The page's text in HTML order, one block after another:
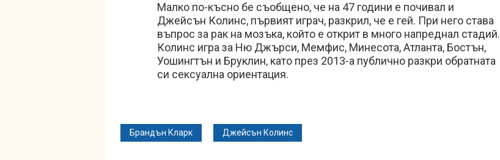
Малко по-късно бе съобщено, че на 47 години е почивал и
Джейсън Колинс, първият играч, разкрил, че е гей. При него става
въпрос за рак на мозъка, който е открит в много напреднал стадий.
Колинс игра за Ню Джърси, Мемфис, Минесота, Атланта, Бостън,
Уошингтън и Бруклин, като през 2013-а публично разкри обратната
си сексуална ориентация.
Брандън Кларк Джейсън Колинс